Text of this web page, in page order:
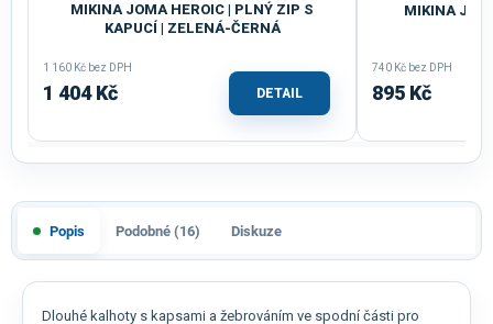
MIKINA JOMA HEROIC | PLNÝ ZIP S
KAPUCÍ | ZELENÁ-ČERNÁ
1 160 Kč bez DPH
1 404 Kč DETAIL
MIKINA
740 Kč bez DPH
895 Kč
Popis Podobné (16) Diskuze
Dlouhé kalhoty s kapsami a žebrováním ve spodní části pro